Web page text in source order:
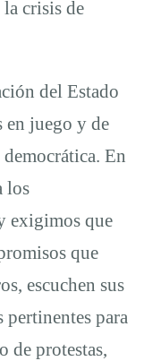
crisis de
del Estado
en juego y de
En
los
exigimos que
que
escuchen sus
pertinentes para
de protestas,